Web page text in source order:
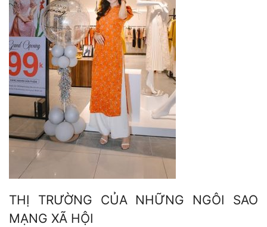
THỊ TRƯỜNG CỦA NHỮNG NGÔI SAO
MẠNG XÃ HỘI